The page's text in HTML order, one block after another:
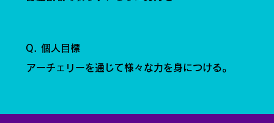
アーチェリーを通じて様々な力を身につける。
Q. 個人目標